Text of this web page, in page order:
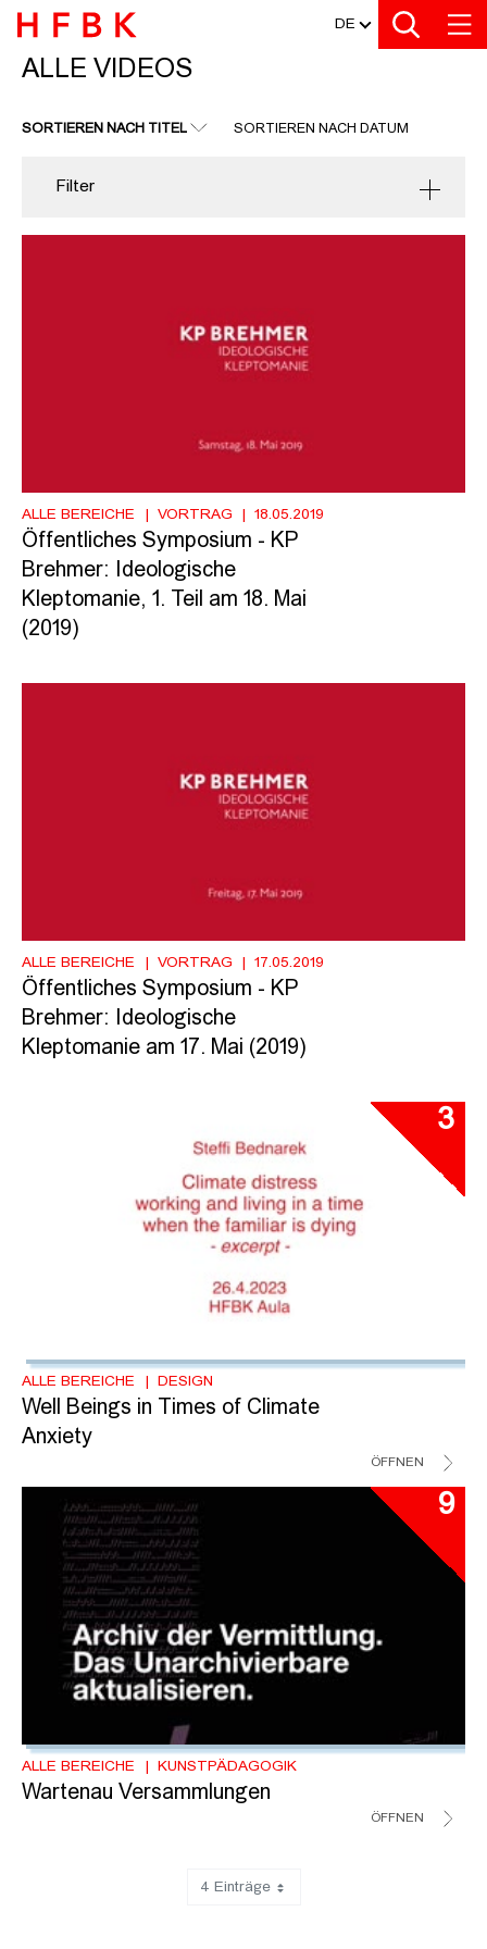
Zu den Filtern
Zur Metanavigation
Zur Hauptnavigation
Zur Suche
Zum Inhalt
Zum Seitenfuss DE
ALLE VIDEOS
ALLE VIDEOS
SORTIEREN NACH TITEL SORTIEREN NACH DATUM
Filter
ALLE BEREICHE VORTRAG 18.05.2019
Öffentliches Symposium - KP
Brehmer: Ideologische
Kleptomanie, 1. Teil am 18. Mai
(2019)
ALLE BEREICHE VORTRAG 17.05.2019
Öffentliches Symposium - KP
Brehmer: Ideologische
Kleptomanie am 17. Mai (2019)
3
ALLE BEREICHE DESIGN
Well Beings in Times of Climate
Anxiety
ÖFFNEN
9
ALLE BEREICHE KUNSTPÄDAGOGIK
Wartenau Versammlungen
ÖFFNEN
4 Einträge